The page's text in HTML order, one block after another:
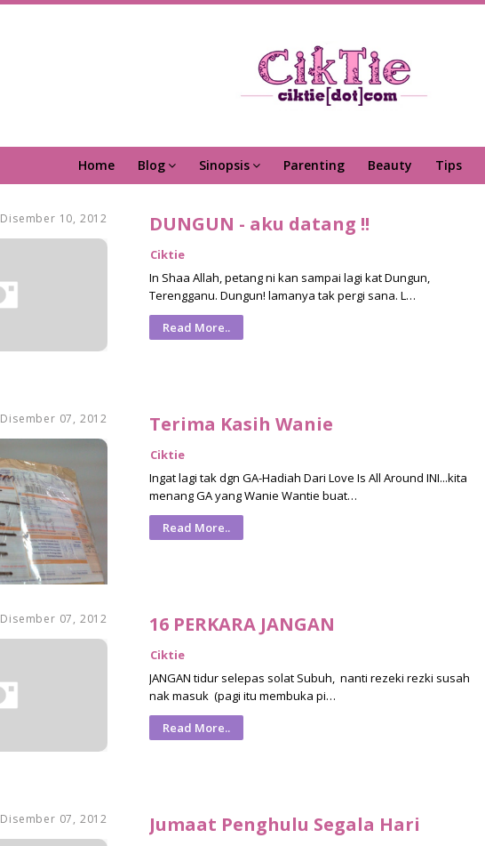
Home Blog Sinopsis Parenting Beauty Tips
Disember 10, 2012 DUNGUN - aku datang !!
Ciktie
In Shaa Allah, petang ni kan sampai lagi kat Dungun,
Terengganu. Dungun! lamanya tak pergi sana. L…
Read More..
Disember 07, 2012 Terima Kasih Wanie
Ciktie
Ingat lagi tak dgn GA-Hadiah Dari Love Is All Around INI...kita
menang GA yang Wanie Wantie buat…
Read More..
Disember 07, 2012 16 PERKARA JANGAN
Ciktie
JANGAN tidur selepas solat Subuh, nanti rezeki rezki susah
nak masuk (pagi itu membuka pi…
Read More..
Disember 07, 2012 Jumaat Penghulu Segala Hari